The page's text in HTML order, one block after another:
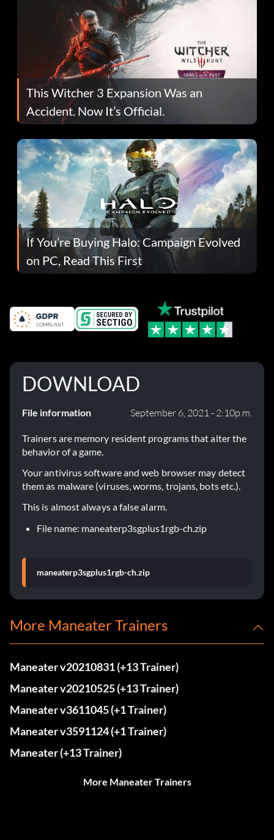
This Witcher 3 Expansion Was an
Accident. Now It’s Official.
If You’re Buying Halo: Campaign Evolved
on PC, Read This First
DOWNLOAD
File information September 6, 2021 - 2:10p.m.
Trainers are memory resident programs that alter the
behavior of a game.
Your antivirus software and web browser may detect
them as malware (viruses, worms, trojans, bots etc.).
This is almost always a false alarm.
File name: maneaterp3sgplus1rgb-ch.zip
maneaterp3sgplus1rgb-ch.zip
More Maneater Trainers
Maneater v20210831 (+13 Trainer)
Maneater v20210525 (+13 Trainer)
Maneater v3611045 (+1 Trainer)
Maneater v3591124 (+1 Trainer)
Maneater (+13 Trainer)
More Maneater Trainers